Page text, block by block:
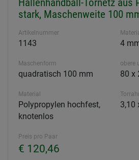
Hallenhandball-Tornetz aus
stark, Maschenweite 100
Artikelnummer
1143 4
Maschenform
quadratisch 100 mm
obere
80 x
Material
Polypropylen hochfest,
knotenlos
3,10
Preis pro Paar
€ 120,46